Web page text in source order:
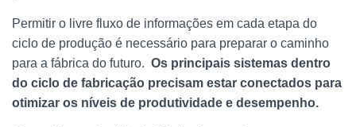
Permitir o livre fluxo de informações em cada etapa do
ciclo de produção é necessário para preparar o caminho
para a fábrica do futuro. Os principais sistemas dentro
do ciclo de fabricação precisam estar conectados para
otimizar os níveis de produtividade e desempenho.